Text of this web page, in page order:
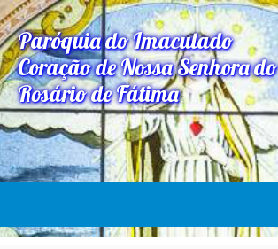
Paróquia do Imaculado
Coração de Nossa Senhora do
Rosário de Fátima